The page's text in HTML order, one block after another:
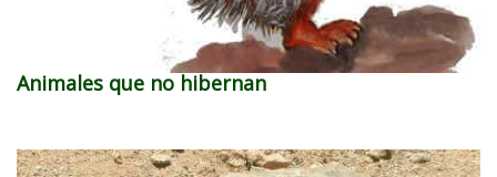
Animales que no hibernan